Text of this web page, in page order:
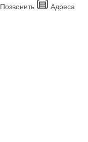
Позвонить Адреса